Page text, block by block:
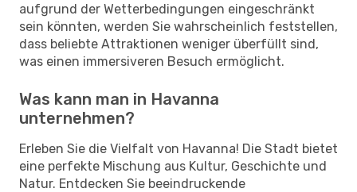
aufgrund der Wetterbedingungen eingeschränkt
sein könnten, werden Sie wahrscheinlich feststellen,
dass beliebte Attraktionen weniger überfüllt sind,
was einen immersiveren Besuch ermöglicht.
Was kann man in Havanna
unternehmen?
Erleben Sie die Vielfalt von Havanna! Die Stadt bietet
eine perfekte Mischung aus Kultur, Geschichte und
Natur. Entdecken Sie beeindruckende